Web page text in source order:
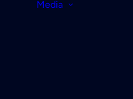
Media